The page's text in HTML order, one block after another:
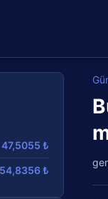
47,5055 ₺
54,8356 ₺